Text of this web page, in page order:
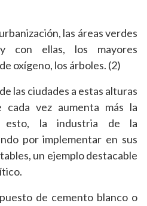
las áreas verdes
con ellas, los mayores
oxígeno, los árboles. (2)
las ciudades a estas alturas
cada vez aumenta más la
esto, la industria de la
por implementar en sus
un ejemplo destacable
de cemento blanco o